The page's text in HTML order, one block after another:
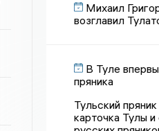
Михаил
возглавил
В Туле
пряника
Тульский
карточка Тулы